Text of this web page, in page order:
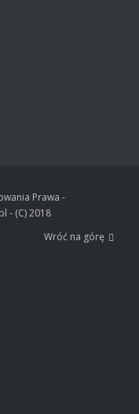
Prawa -
- (C) 2018
Wróć na górę